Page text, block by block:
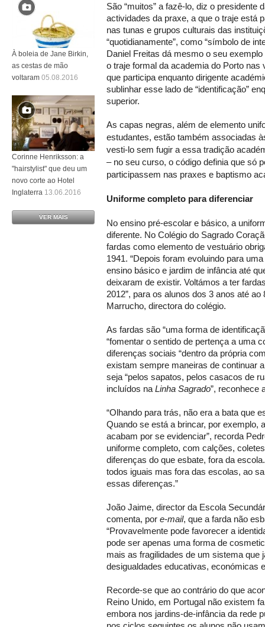
São “muitos” a fazê-lo, diz o presidente
actividades da praxe, a que o traje está
nas tunas e grupos culturais das
“quotidianamente”, como “símbolo de
Daniel Freitas dá mesmo o seu
o traje formal da academia do Porto
que participa enquanto dirigente
sublinhar esse lado de “identificação”
superior.
As capas negras, além de elemento
estudantes, estão também associadas
vesti-lo sem fugir a essa tradição
– no seu curso, o código definia que só
participassem nas praxes e baptismo
Uniforme completo para diferenciar
No ensino pré-escolar e básico, a
diferente. No Colégio do Sagrado
fardas como elemento de vestuário
1941. “Depois foram evoluindo para
ensino básico e jardim de infância até
deixaram de existir. Voltámos a ter
2012”, para os alunos dos 3 anos até ao
Marrucho, directora do colégio.
As fardas são “uma forma de
“fomentar o sentido de pertença a uma
diferenças sociais “dentro da própria
existam sempre maneiras de continuar
seja “pelos sapatos, pelos casacos de
incluídos na Linha Sagrado”, reconhece
“Olhando para trás, não era a bata que
Quando se está a brincar, por exemplo,
acabam por se evidenciar”, recorda
uniforme completo, com calções,
diferenças do que esbate, fora da
todos iguais mas fora das escolas, ao
essas diferenças.”
João Jaime, director da Escola
comenta, por e-mail, que a farda não
“Provavelmente pode favorecer a
pode ser apenas uma forma de
mais as fragilidades de um sistema que
desigualdades educativas, económicas
Recorde-se que ao contrário do que
Reino Unido, em Portugal não existem
embora nos jardins-de-infância da rede
À boleia de Jane Birkin,
as cestas de mão
voltaram 05.08.2016
Corinne Henriksson: a
"hairstylist" que deu um
novo corte ao Hotel
Inglaterra 13.06.2016
VER MAIS